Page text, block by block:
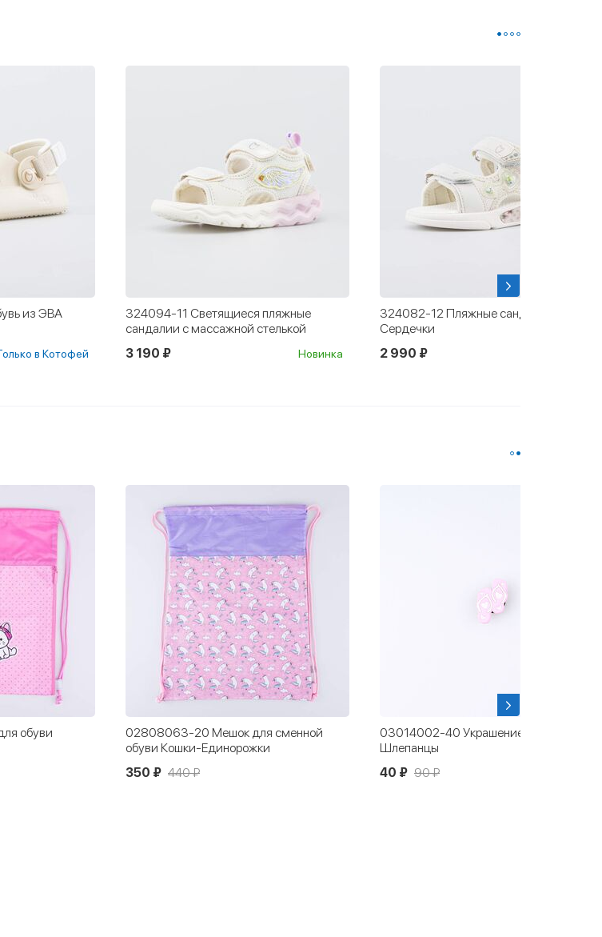
из ЭВА
в Котофей
324094-11 Светящиеся пляжные
сандалии с массажной стелькой
3 190 ₽
Новинка
324082-12 Пляжные сандалии с LED
Сердечки
2 990 ₽
обуви
02808063-20 Мешок для сменной
обуви Кошки-Единорожки
350 ₽ 440 ₽
03014002-40 Украшение для обуви
Шлепанцы
40 ₽ 90 ₽